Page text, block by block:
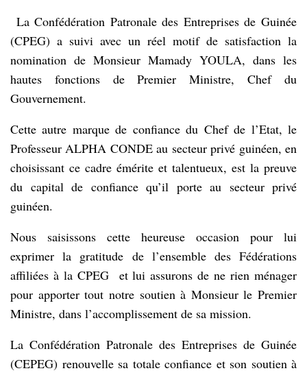
La Confédération Patronale des Entreprises de Guinée
(CPEG) a suivi avec un réel motif de satisfaction la
nomination de Monsieur Mamady YOULA, dans les
hautes fonctions de Premier Ministre, Chef du
Gouvernement.
Cette autre marque de confiance du Chef de l’Etat, le
Professeur ALPHA CONDE au secteur privé guinéen, en
choisissant ce cadre émérite et talentueux, est la preuve
du capital de confiance qu’il porte au secteur privé
guinéen.
Nous saisissons cette heureuse occasion pour lui
exprimer la gratitude de l’ensemble des Fédérations
affiliées à la CPEG et lui assurons de ne rien ménager
pour apporter tout notre soutien à Monsieur le Premier
Ministre, dans l’accomplissement de sa mission.
La Confédération Patronale des Entreprises de Guinée
(CEPEG) renouvelle sa totale confiance et son soutien à